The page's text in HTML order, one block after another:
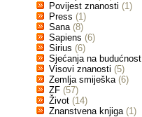
Povijest znanosti (1)
Press (1)
Sana (8)
Sapiens (6)
Sirius (6)
Sjećanja na budućnost
Visovi znanosti (5)
Zemlja smiješka (6)
ZF (57)
Život (14)
Znanstvena knjiga (1)